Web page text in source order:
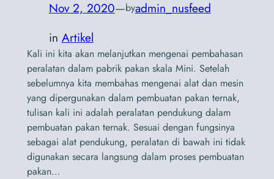
Nov 2, 2020—byadmin_nusfeed
in Artikel
Kali ini kita akan melanjutkan mengenai pembahasan
peralatan dalam pabrik pakan skala Mini. Setelah
sebelumnya kita membahas mengenai alat dan mesin
yang dipergunakan dalam pembuatan pakan ternak,
tulisan kali ini adalah peralatan pendukung dalam
pembuatan pakan ternak. Sesuai dengan fungsinya
sebagai alat pendukung, peralatan di bawah ini tidak
digunakan secara langsung dalam proses pembuatan
pakan…